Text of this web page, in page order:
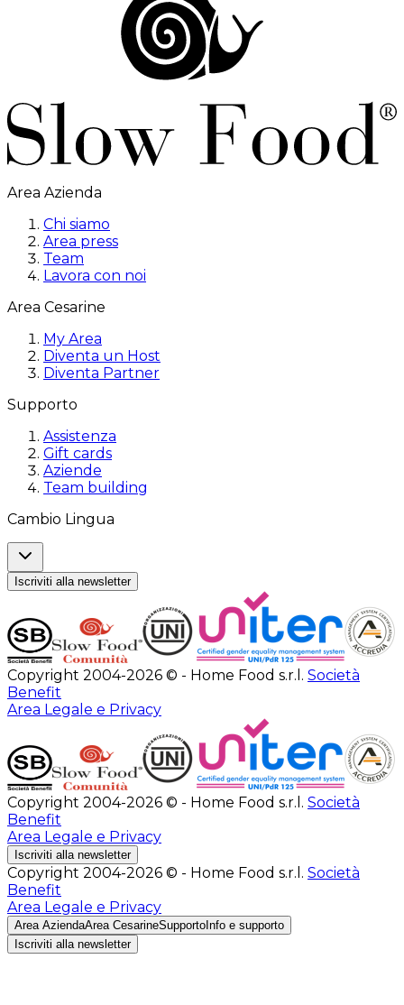
Area Azienda
Chi siamo
Area press
Team
Lavora con noi
Area Cesarine
My Area
Diventa un Host
Diventa Partner
Supporto
Assistenza
Gift cards
Aziende
Team building
Cambio Lingua
Iscriviti alla newsletter
Copyright 2004-2026 © - Home Food s.r.l. Società
Benefit
Area Legale e Privacy
Copyright 2004-2026 © - Home Food s.r.l. Società
Benefit
Area Legale e Privacy
Iscriviti alla newsletter
Copyright 2004-2026 © - Home Food s.r.l. Società
Benefit
Area Legale e Privacy
Area AziendaArea CesarineSupporto Info e supporto
Iscriviti alla newsletter